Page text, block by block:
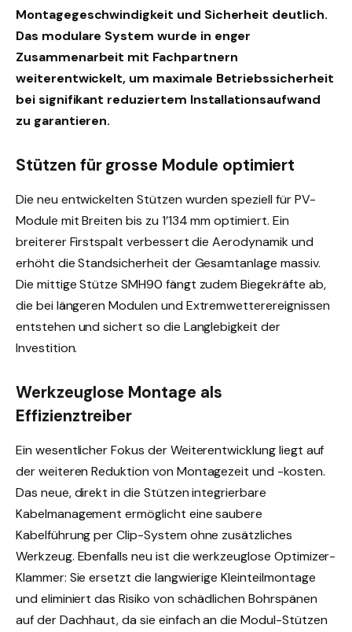
Montagegeschwindigkeit und Sicherheit deutlich.
Das modulare System wurde in enger
Zusammenarbeit mit Fachpartnern
weiterentwickelt, um maximale Betriebssicherheit
bei signifikant reduziertem Installationsaufwand
zu garantieren.
Stützen für grosse Module optimiert
Die neu entwickelten Stützen wurden speziell für PV-
Module mit Breiten bis zu 1’134 mm optimiert. Ein
breiterer Firstspalt verbessert die Aerodynamik und
erhöht die Standsicherheit der Gesamtanlage massiv.
Die mittige Stütze SMH90 fängt zudem Biegekräfte ab,
die bei längeren Modulen und Extremwetterereignissen
entstehen und sichert so die Langlebigkeit der
Investition.
Werkzeuglose Montage als
Effizienztreiber
Ein wesentlicher Fokus der Weiterentwicklung liegt auf
der weiteren Reduktion von Montagezeit und -kosten.
Das neue, direkt in die Stützen integrierbare
Kabelmanagement ermöglicht eine saubere
Kabelführung per Clip-System ohne zusätzliches
Werkzeug. Ebenfalls neu ist die werkzeuglose Optimizer-
Klammer: Sie ersetzt die langwierige Kleinteilmontage
und eliminiert das Risiko von schädlichen Bohrspänen
auf der Dachhaut, da sie einfach an die Modul-Stützen